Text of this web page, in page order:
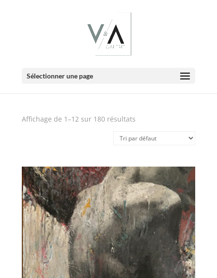
Sélectionner une page
E-Boutique
Affichage de 1–12 sur 180 résultats